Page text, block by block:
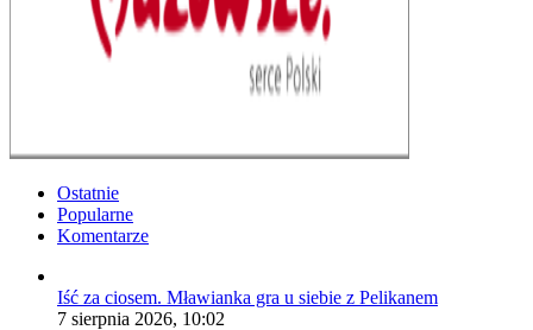
Ostatnie
Popularne
Komentarze
Iść za ciosem. Mławianka gra u siebie z Pelikanem
7 sierpnia 2026, 10:02